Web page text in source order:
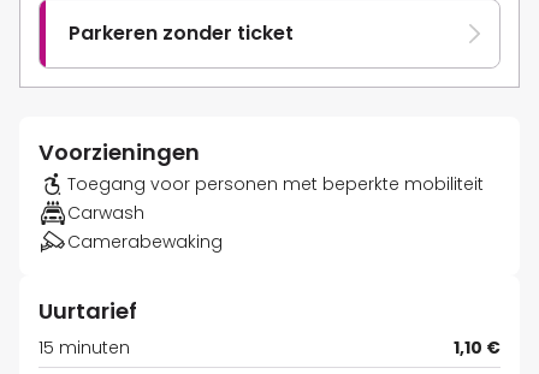
Parkeren zonder ticket
Voorzieningen
Toegang voor personen met beperkte mobiliteit
Carwash
Camerabewaking
Uurtarief
15 minuten
1,10 €